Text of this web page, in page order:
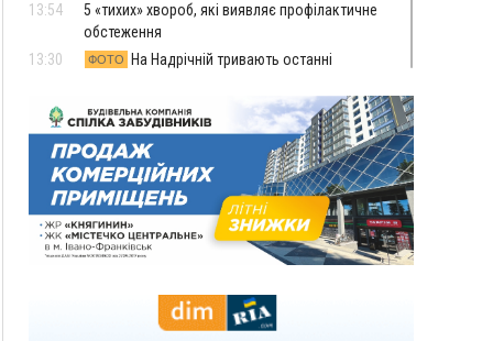
13:54
5 «тихих» хвороб, які виявляє профілактичне
обстеження
13:30
ФОТО
На Надрічній тривають останні
12:57
У Франківську зафіксували найбільшу спеку за
всю історію спостережень
12:24
Лікування наркоманії Київ: чому важливо
розпочати терапію якомога раніше
12:00
Франківця, який у Косові викрав за магазину
понад 640 тисяч гривень у валюті, засудили до
5 років
"Оберегу" дані про чоловіків 18–60 років
Водійка, яку на Сухомлинського побив інший